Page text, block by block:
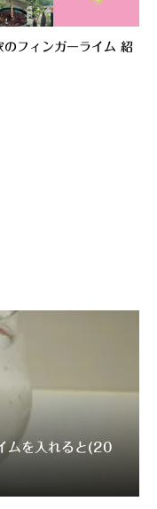
のフィンガーライム 紹
ムを入れると(20